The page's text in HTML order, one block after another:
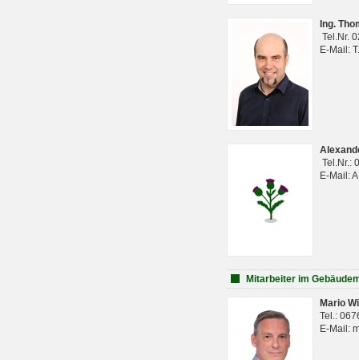
Ing.
Tel.Nr.
E-Mail:
Tel.Nr.:
E-Mail:
Mitarbeiter im
Mario
Tel.:
E-Mail: